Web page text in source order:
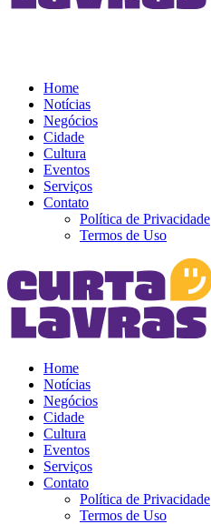
Home
Notícias
Negócios
Cidade
Cultura
Eventos
Serviços
Contato
Política de Privacidade
Termos de Uso
Home
Notícias
Negócios
Cidade
Cultura
Eventos
Serviços
Contato
Política de Privacidade
Termos de Uso